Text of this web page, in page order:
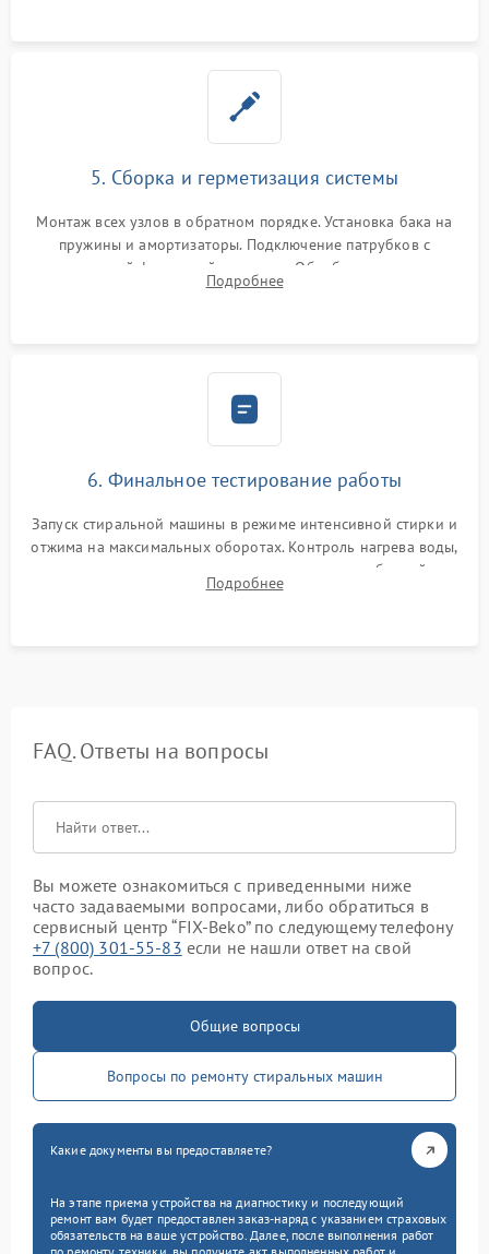
5. Сборка и герметизация системы
Монтаж всех узлов в обратном порядке. Установка бака на
пружины и амортизаторы. Подключение патрубков с
надежной фиксацией хомутами. Обработка стыков
герметиком для предотвращения возможных протечек воды.
Подробнее
6. Финальное тестирование работы
Запуск стиральной машины в режиме интенсивной стирки и
отжима на максимальных оборотах. Контроль нагрева воды,
корректности слива, отсутствия излишних вибраций,
посторонних стуков и протечек под корпусом.
Подробнее
FAQ. Ответы на вопросы
Вы можете ознакомиться с приведенными ниже
часто задаваемыми вопросами, либо обратиться в
сервисный центр “FIX-Beko” по следующему телефону
+7 (800) 301-55-83 если не нашли ответ на свой
вопрос.
Общие вопросы
Вопросы по ремонту стиральных машин
Какие документы вы предоставляете?
На этапе приема устройства на диагностику и последующий
ремонт вам будет предоставлен заказ-наряд с указанием страховых
обязательств на ваше устройство. Далее, после выполнения работ